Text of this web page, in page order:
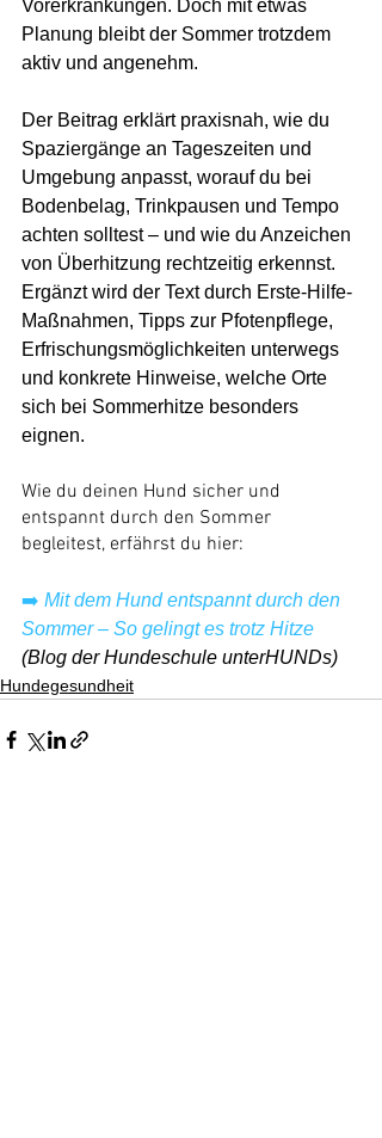
Vorerkrankungen. Doch mit etwas
Planung bleibt der Sommer trotzdem
aktiv und angenehm.
Der Beitrag erklärt praxisnah, wie du
Spaziergänge an Tageszeiten und
Umgebung anpasst, worauf du bei
Bodenbelag, Trinkpausen und Tempo
achten solltest – und wie du Anzeichen
von Überhitzung rechtzeitig erkennst.
Ergänzt wird der Text durch Erste-Hilfe-
Maßnahmen, Tipps zur Pfotenpflege,
Erfrischungsmöglichkeiten unterwegs
und konkrete Hinweise, welche Orte
sich bei Sommerhitze besonders
eignen.
Wie du deinen Hund sicher und
entspannt durch den Sommer
begleitest, erfährst du hier:
➡️ Mit dem Hund entspannt durch den
Sommer – So gelingt es trotz Hitze
(Blog der Hundeschule unterHUNDs)
Hundegesundheit